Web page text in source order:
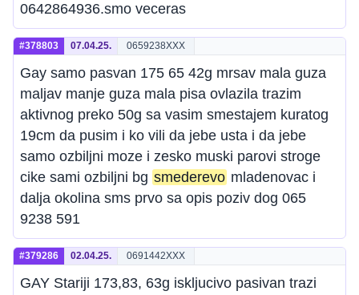
0642864936.smo veceras
#378803 07.04.25. 0659238XXX
Gay samo pasvan 175 65 42g mrsav mala guza
maljav manje guza mala pisa ovlazila trazim
aktivnog preko 50g sa vasim smestajem kuratog
19cm da pusim i ko vili da jebe usta i da jebe
samo ozbiljni moze i zesko muski parovi stroge
cike sami ozbiljni bg smederevo mladenovac i
dalja okolina sms prvo sa opis poziv dog 065
9238 591
#379286 02.04.25. 0691442XXX
GAY Stariji 173,83, 63g iskljucivo pasivan trazi